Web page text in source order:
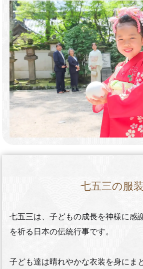
七五三の服装
七五三は、子どもの成長を神様に感
を祈る日本の伝統行事です。
子ども達は晴れやかな衣装を身にま